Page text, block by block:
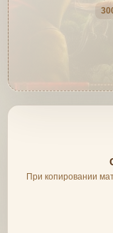
При копировании